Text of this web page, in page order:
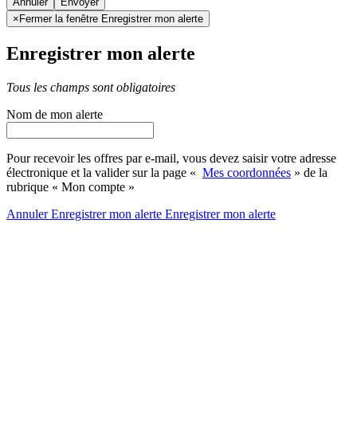
× Fermer la fenêtre Enregistrer mon alerte
Enregistrer mon alerte
Tous les champs sont obligatoires
Nom de mon alerte
Pour recevoir les offres par e-mail, vous devez saisir votre adresse
électronique et la valider sur la page « Mes coordonnées » de la
rubrique « Mon compte »
AnnulerEnregistrer mon alerte Enregistrermon alerte